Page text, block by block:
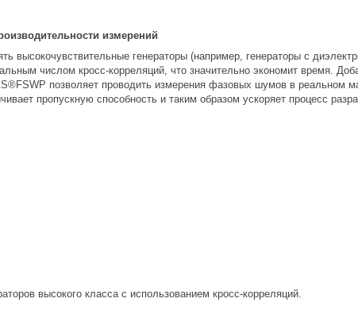
измерений
высокочувствительные генераторы (например, генераторы с
числом кросс-корреляций, что значительно экономит время.
позволяет проводить измерения фазовых шумов в реальном
пропускную способность и таким образом ускоряет процесс
высокого класса с использованием кросс-корреляций.